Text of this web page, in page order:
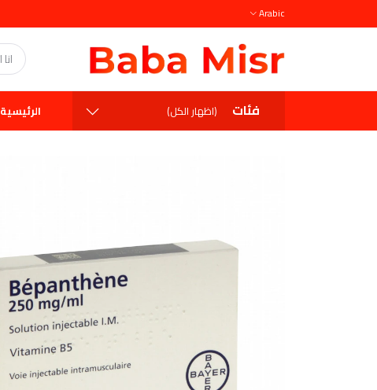
Arabic
فئات (اظهار الكل) الرئيسية